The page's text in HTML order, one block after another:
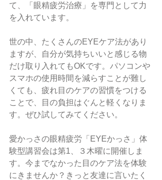
て、「眼精疲労治療」を専門として力
を入れています。
世の中、たくさんのEYEケア法があり
ますが、自分が気持ちいいと感じる物
だけ取り入れてもOKです。パソコンや
スマホの使用時間を減らすことが難し
くても、疲れ目のケアの習慣をつける
ことで、目の負担はぐんと軽くなりま
す。ぜひ試してみてください。
愛かっさの眼精疲労「EYEかっさ」体
験型講習会は第1、３木曜に開催しま
す。今までなかった目のケア法を体験
にきませんか？きっと友達に言いたく